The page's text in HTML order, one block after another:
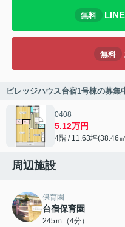
無料
無料
ビレッジハウス台宿1号棟の募集
0408
5.12万円
4階 / 11.63坪(38.46
周辺施設
保育園
台宿保育園
245ｍ（4分）